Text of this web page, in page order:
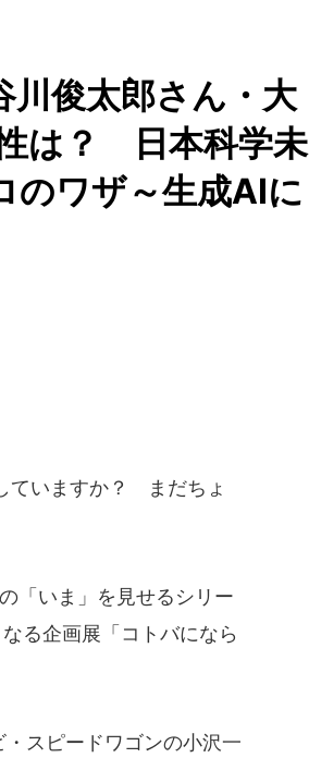
川俊太郎さん・大
は？ 日本科学未
のワザ～生成AIに
ていますか？ まだちょ
「いま」を見せるシリー
る企画展「コトバになら
スピードワゴンの小沢一